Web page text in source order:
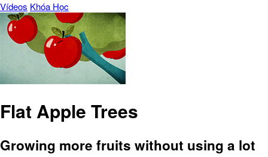
Vídeos Khóa Học
Flat Apple Trees
Growing more fruits without using a lot